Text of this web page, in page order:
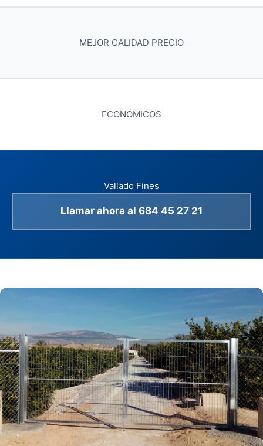
MEJOR CALIDAD PRECIO
ECONÓMICOS
Vallado Fines
Llamar ahora al 684 45 27 21